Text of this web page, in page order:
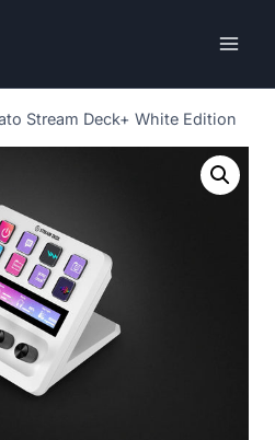
Stream Deck+ White Edition